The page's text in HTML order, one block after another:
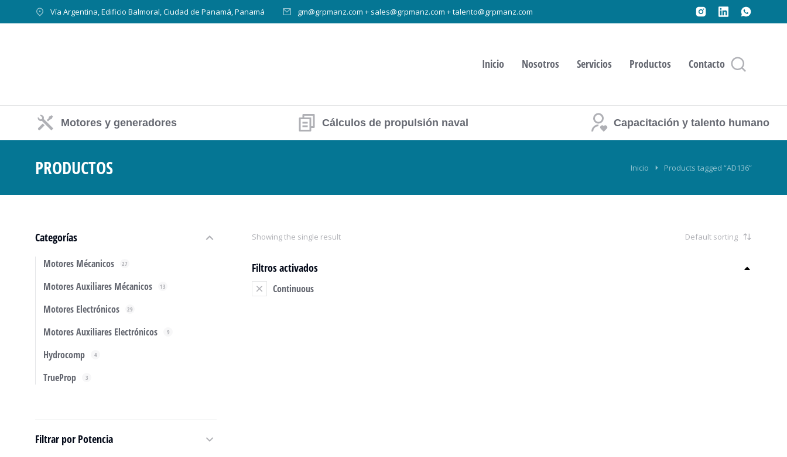
Vía Argentina, Edificio Balmoral, Ciudad de Panamá, Panamá gm@grpmanz.com + sales@grpmanz.com + talento@grpmanz.com
Inicio Nosotros Servicios Productos Contacto
Motores y generadores Cálculos de propulsión naval Capacitación y talento humano
PRODUCTOS Inicio Products tagged “AD136”
Categorías
Motores Mécanicos 27
Motores Auxiliares Mécanicos 13
Motores Electrónicos 29
Motores Auxiliares Electrónicos 9
Hydrocomp 4
TrueProp 3
Filtrar por Potencia
Showing the single result
Filtros activados
Continuous